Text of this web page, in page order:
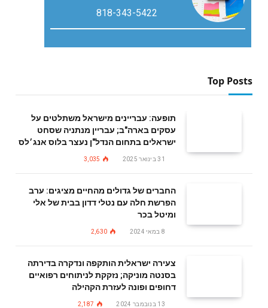
818-343-5422
Top Posts
תופעה: עבריינים מישראל משתלטים על
עסקים בארה"ב; עבריין מנתניה שסחט
ישראלים בתחום הנדל"ן נעצר בלוס אנג׳לס
31 בינואר 2025 3,035
החברים של גדולים מהחיים מציגים: ערב
הפרשת חלה עם נטלי דדון בבית של אלי
ומיטל בכר
8 במאי 2024 2,630
צעירה ישראלית הותקפה ונדקרה בדירתה
בסנטה מוניקה; נזקקת לניתוחים רפואיים
דחופים ופונה לעזרת הקהילה
13 בנובמבר 2024 2,187